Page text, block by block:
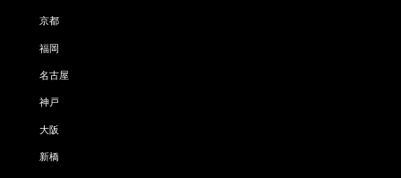
京都
福岡
名古屋
神戸
大阪
新橋